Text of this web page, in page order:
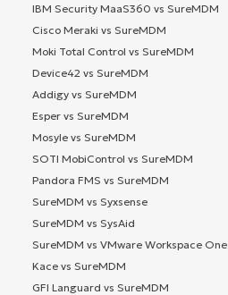
IBM Security MaaS360 vs SureMDM
Cisco Meraki vs SureMDM
Moki Total Control vs SureMDM
Device42 vs SureMDM
Addigy vs SureMDM
Esper vs SureMDM
Mosyle vs SureMDM
SOTI MobiControl vs SureMDM
Pandora FMS vs SureMDM
SureMDM vs Syxsense
SureMDM vs SysAid
SureMDM vs VMware Workspace One
Kace vs SureMDM
GFI Languard vs SureMDM